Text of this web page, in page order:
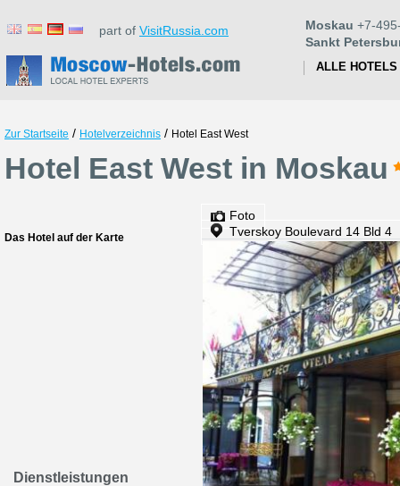
part of VisitRussia.com Moskau +7-
Sankt
ALLE HOTELS
Zur Startseite / Hotelverzeichnis / Hotel East West
Hotel East West in Moskau
Das Hotel auf der Karte
Dienstleistungen
Foto
Tverskoy Boulevard 14 Bld 4